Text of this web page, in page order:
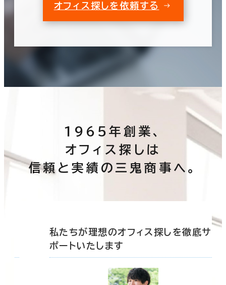
オフィス探しを依頼する
1965年創業、
オフィス探しは
信頼と実績の三鬼商事へ。
私たちが理想のオフィス探しを徹底サ
ポートいたします